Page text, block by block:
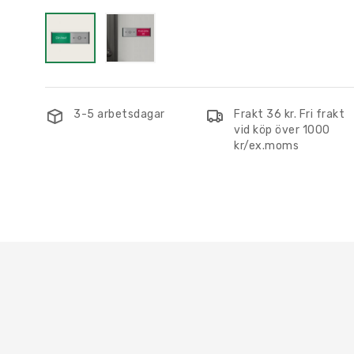
3-5 arbetsdagar
Frakt 36 kr. Fri frakt
vid köp över 1000
kr/ex.moms